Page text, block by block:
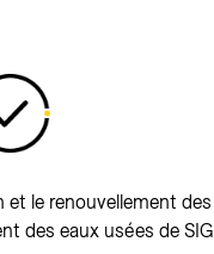
et le renouvellement des
des eaux usées de SIG